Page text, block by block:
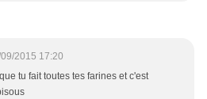
2015 17:20
tu fait toutes tes farines et c'est